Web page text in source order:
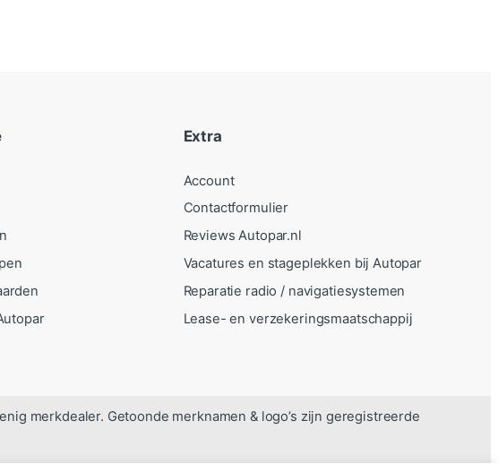
Extra
Account
Contactformulier
Reviews Autopar.nl
Vacatures en stageplekken bij Autopar
Reparatie radio / navigatiesystemen
Lease- en verzekeringsmaatschappij
merkdealer. Getoonde merknamen & logo’s zijn geregistreerde